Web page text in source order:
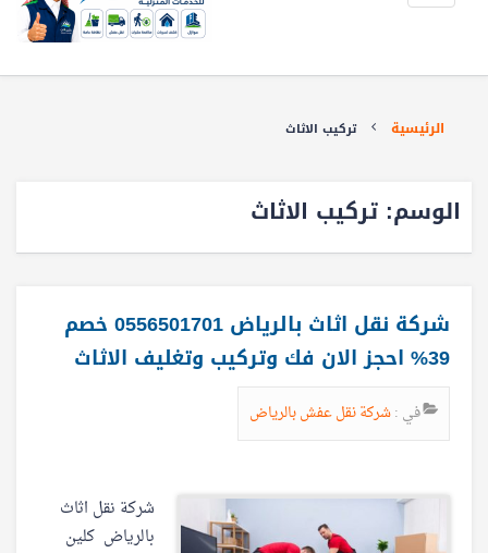
الرئيسية تركيب الاثاث
الوسم: تركيب الاثاث
شركة نقل اثاث بالرياض 0556501701 خصم
39% احجز الان فك وتركيب وتغليف الاثاث
في :شركة نقل عفش بالرياض
شركة نقل اثاث
بالرياض كلين